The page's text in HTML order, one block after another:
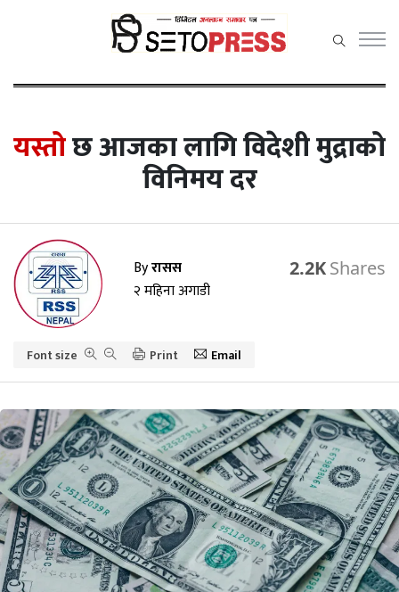
सेतोप्रेस
राजनीति
प्रदेश समाचार
अर्थ/वाणिज्य
कला / मनोरञ्जन
पर्यटन
सूचना-प्रविधि
अन्तराष्ट्रिय
अन्य
यस्तोछ आजका लागि विदेशी मुद्राको
विनिमय दर
Byरासस
२ महिना अगाडी
2.2K
Font size Print Email